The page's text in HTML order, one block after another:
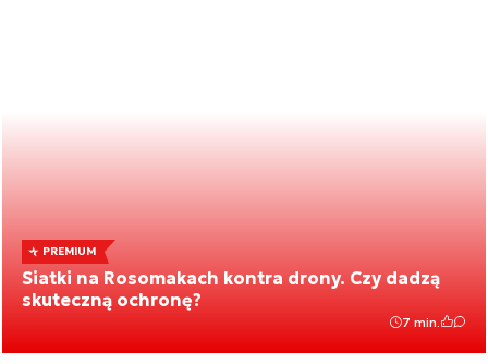
PREMIUM
Siatki na Rosomakach kontra drony. Czy dadzą
skuteczną ochronę?
7 min.